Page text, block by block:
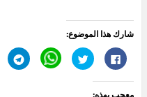
شارك هذا الموضوع:
ن
ر
ض
C
l ن
معجب بهذه: